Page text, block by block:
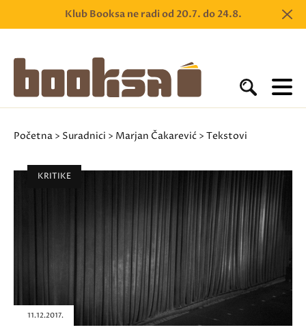
Klub Booksa ne radi od 20.7. do 24.8.
Početna > Suradnici > Marjan Čakarević > Tekstovi
KRITIKE
11.12.2017.